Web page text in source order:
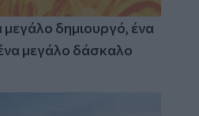
δημιουργό, ένα
μεγάλο δάσκαλο